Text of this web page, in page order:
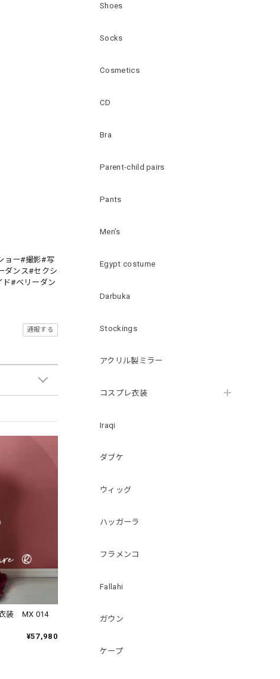
Shoes
Socks
Cosmetics
CD
Bra
Parent-child pairs
Pants
Men’s
Egypt costume
Darbuka
Stockings
アクリル製ミラー
コスプレ衣装
Iraqi
ダブケ
ウィッグ
ハッガーラ
フラメンコ
Fallahi
ガウン
ケープ
ョー#撮影#写
ダンス#セクシ
ド#ベリーダン
通報する
装 MX 014
¥57,980